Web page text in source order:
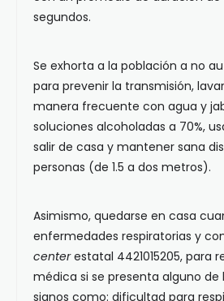
segundos.
Se exhorta a la población a no
para prevenir la transmisión,
manera frecuente con agua y
soluciones alcoholadas a 70%,
salir de casa y mantener sana
personas (de 1.5 a dos metros).
Asimismo, quedarse en casa
enfermedades respiratorias y
centerestatal 4421015205, para
médica si se presenta alguno de
signos como: dificultad para